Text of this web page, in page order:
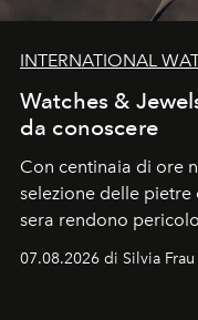
INTERNATIONAL
Watches &
da conoscere
Con centinaia di ore
selezione delle
sera rendono
07.08.2026 di Silvia Frau